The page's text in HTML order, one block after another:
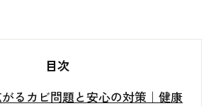
目次
るカビ問題と安心の対策｜健康